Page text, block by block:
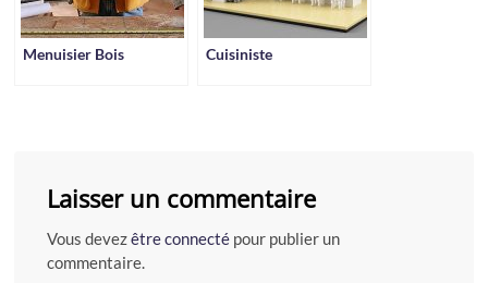
Menuisier Bois Cuisiniste
Laisser un commentaire
Vous devezêtre connecté pour publier un
commentaire.